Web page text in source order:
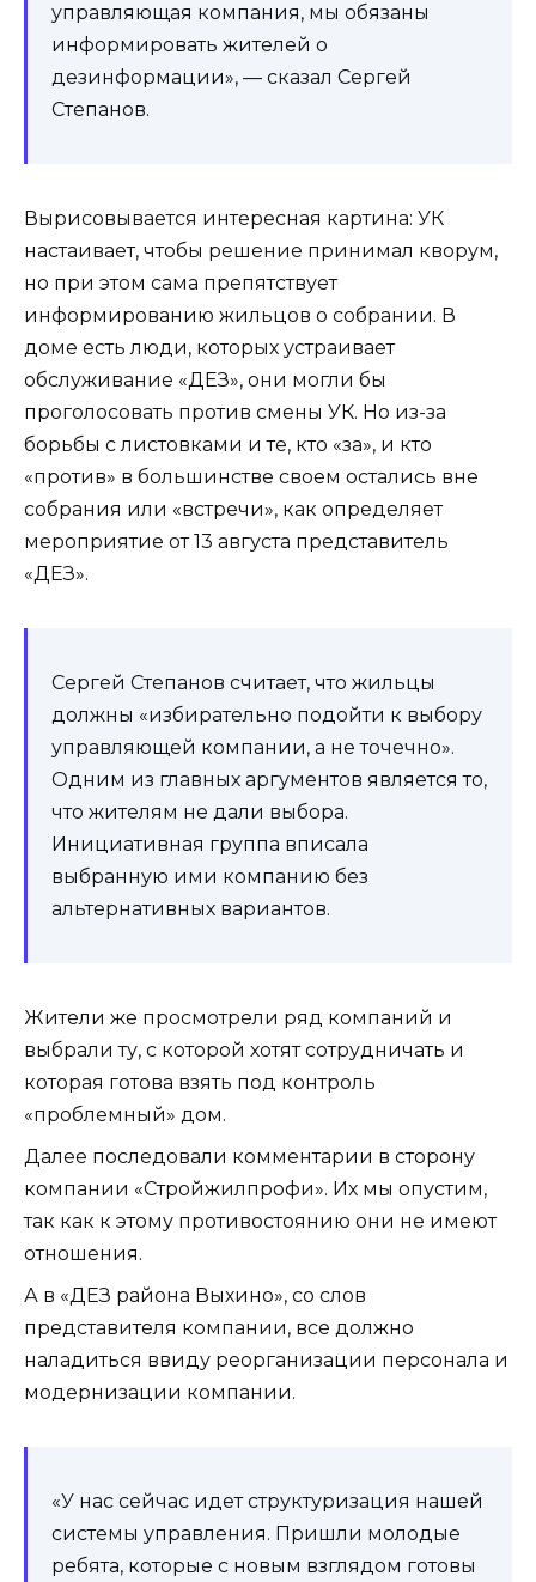
управляющая компания, мы обязаны
информировать жителей о
дезинформации», — сказал Сергей
Степанов.
Вырисовывается интересная картина: УК
настаивает, чтобы решение принимал кворум,
но при этом сама препятствует
информированию жильцов о собрании. В
доме есть люди, которых устраивает
обслуживание «ДЕЗ», они могли бы
проголосовать против смены УК. Но из-за
борьбы с листовками и те, кто «за», и кто
«против» в большинстве своем остались вне
собрания или «встречи», как определяет
мероприятие от 13 августа представитель
«ДЕЗ».
Сергей Степанов считает, что жильцы
должны «избирательно подойти к выбору
управляющей компании, а не точечно».
Одним из главных аргументов является то,
что жителям не дали выбора.
Инициативная группа вписала
выбранную ими компанию без
альтернативных вариантов.
Жители же просмотрели ряд компаний и
выбрали ту, с которой хотят сотрудничать и
которая готова взять под контроль
«проблемный» дом.
Далее последовали комментарии в сторону
компании «Стройжилпрофи». Их мы опустим,
так как к этому противостоянию они не имеют
отношения.
А в «ДЕЗ района Выхино», со слов
представителя компании, все должно
наладиться ввиду реорганизации персонала и
модернизации компании.
«У нас сейчас идет структуризация нашей
системы управления. Пришли молодые
ребята, которые с новым взглядом готовы